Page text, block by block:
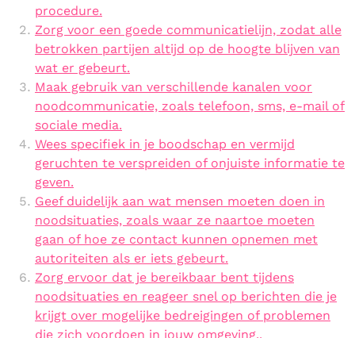
procedure.
Zorg voor een goede communicatielijn, zodat alle
betrokken partijen altijd op de hoogte blijven van
wat er gebeurt.
Maak gebruik van verschillende kanalen voor
noodcommunicatie, zoals telefoon, sms, e-mail of
sociale media.
Wees specifiek in je boodschap en vermijd
geruchten te verspreiden of onjuiste informatie te
geven.
Geef duidelijk aan wat mensen moeten doen in
noodsituaties, zoals waar ze naartoe moeten
gaan of hoe ze contact kunnen opnemen met
autoriteiten als er iets gebeurt.
Zorg ervoor dat je bereikbaar bent tijdens
noodsituaties en reageer snel op berichten die je
krijgt over mogelijke bedreigingen of problemen
die zich voordoen in jouw omgeving..